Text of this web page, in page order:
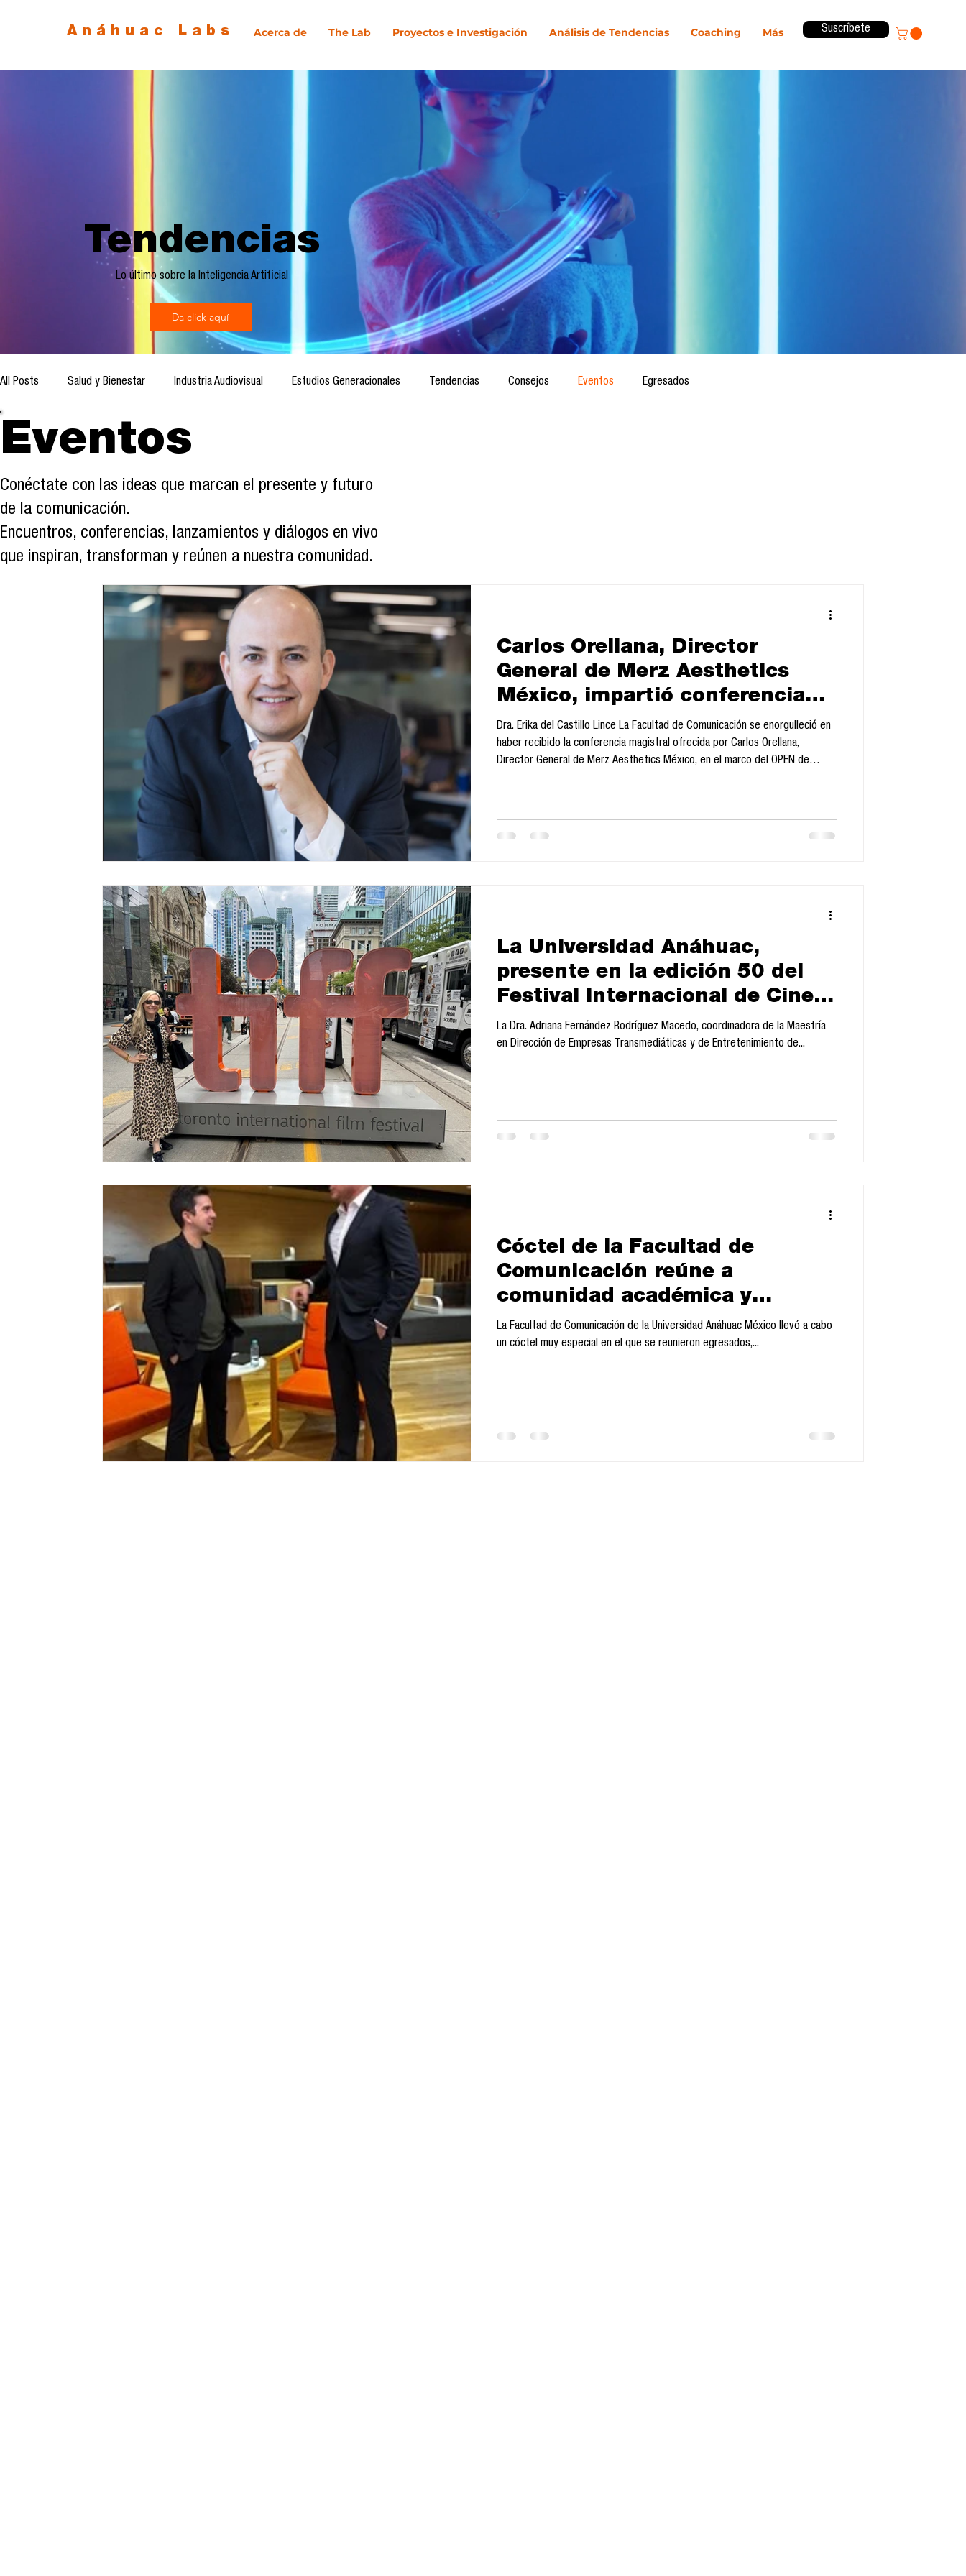
Anáhuac Labs Acerca de The Lab Proyectos e Investigación Análisis de Tendencias Coaching Más Suscríbete
Tendencias
Lo último sobre la Inteligencia Artificial
Da click aquí
All Posts Salud y Bienestar Industria Audiovisual Estudios Generacionales Tendencias Consejos Eventos Egresados
Inteligencia Artificial Cultura Digital
Casos de estudio Novedades Podcast Video Informes de investigación
Análisis de tendencias
Eventos
Conéctate con las ideas que marcan el presente y futuro
de la comunicación.
Encuentros, conferencias, lanzamientos y diálogos en vivo
que inspiran, transforman y reúnen a nuestra comunidad.
Carlos Orellana, Director
General de Merz Aesthetics
México, impartió conferencia
magistral en el OPEN de
Posgrados de la Facultad de
Dra. Erika del Castillo Lince La Facultad de Comunicación se enorgulleció en
haber recibido la conferencia magistral ofrecida por Carlos Orellana,
Director General de Merz Aesthetics México, en el marco del OPEN de
Sala de Titulación del Edificio de Posgrado, dond
La Universidad Anáhuac,
presente en la edición 50 del
Festival Internacional de Cine
de Toronto 2025
La Dra. Adriana Fernández Rodríguez Macedo, coordinadora de la Maestría
en Dirección de Empresas Transmediáticas y de Entretenimiento de...
Cóctel de la Facultad de
Comunicación reúne a
comunidad académica y
profesional para el lanzamiento
de dos nuevas maestrías
La Facultad de Comunicación de la Universidad Anáhuac México llevó a cabo
un cóctel muy especial en el que se reunieron egresados,...